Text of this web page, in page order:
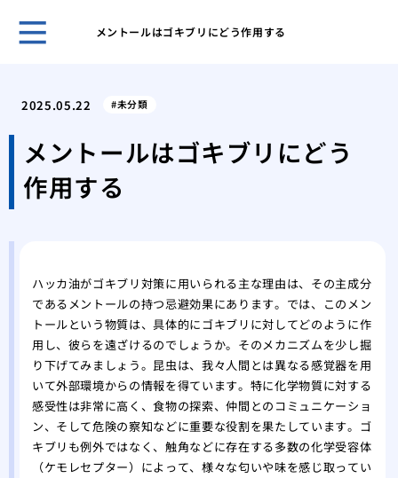
メントールはゴキブリにどう作用する
ス
る方
ス
ス
の
ミ
駆
ミ
要性
2025.05.22 未分類
メントールはゴキブリにどう
作用する
ハッカ油がゴキブリ対策に用いられる主な理由は、その主成分
であるメントールの持つ忌避効果にあります。では、このメン
トールという物質は、具体的にゴキブリに対してどのように作
用し、彼らを遠ざけるのでしょうか。そのメカニズムを少し掘
り下げてみましょう。昆虫は、我々人間とは異なる感覚器を用
いて外部環境からの情報を得ています。特に化学物質に対する
感受性は非常に高く、食物の探索、仲間とのコミュニケーショ
ン、そして危険の察知などに重要な役割を果たしています。ゴ
キブリも例外ではなく、触角などに存在する多数の化学受容体
（ケモレセプター）によって、様々な匂いや味を感じ取ってい